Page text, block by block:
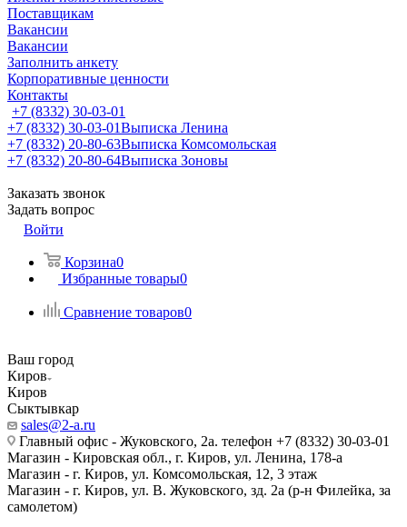
Поставщикам
Вакансии
Вакансии
Заполнить анкету
Корпоративные ценности
Контакты
+7 (8332) 30-03-01
+7 (8332) 30-03-01Выписка Ленина
+7 (8332) 20-80-63Выписка Комсомольская
+7 (8332) 20-80-64Выписка Зоновы
Заказать звонок
Задать вопрос
Войти
Корзина0
Избранные товары0
Сравнение товаров0
Ваш город
Киров
Киров
Сыктывкар
sales@2-a.ru
Главный офис - Жуковского, 2а. телефон +7 (8332) 30-03-01
Магазин - Кировская обл., г. Киров, ул. Ленина, 178-а
Магазин - г. Киров, ул. Комсомольская, 12, 3 этаж
Магазин - г. Киров, ул. В. Жуковского, зд. 2а (р-н Филейка, за
самолетом)